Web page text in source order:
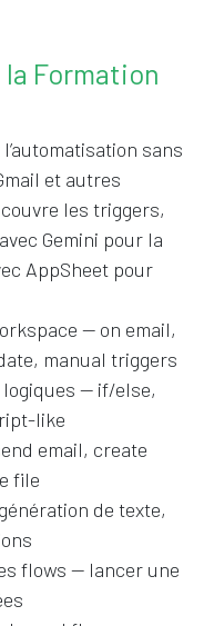
Formation
sans
et autres
les triggers,
Gemini pour la
AppSheet pour
— on email,
manual triggers
— if/else,
like
email, create
file
de texte,
flows — lancer une